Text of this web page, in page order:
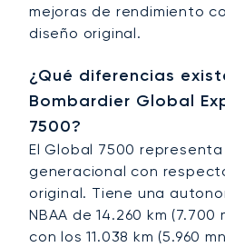
mejoras de rendimiento
diseño original.
¿Qué diferencias
Bombardier Global
7500?
El Global 7500
generacional con
original. Tiene una
NBAA de 14.260 km
con los 11.038 km (5.960